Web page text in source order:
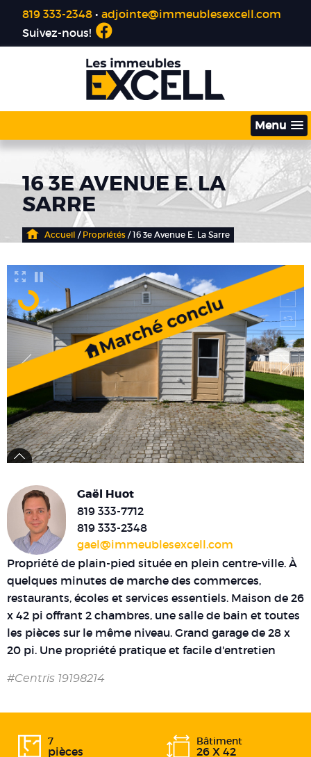
819 333-2348 •adjointe@immeublesexcell.com
Suivez-nous!
Menu
16 3E AVENUE E. LA
SARRE
Accueil / Propriétés / 16 3e Avenue E. La Sarre
Gaël Huot
819 333-7712
819 333-2348
gael@immeublesexcell.com
Propriété de plain-pied située en plein centre-ville. À
quelques minutes de marche des commerces,
restaurants, écoles et services essentiels. Maison de 26
x 42 pi offrant 2 chambres, une salle de bain et toutes
les pièces sur le même niveau. Grand garage de 28 x
20 pi. Une propriété pratique et facile d'entretien
#Centris 19198214
7
pièces
Bâtiment
26 X 42